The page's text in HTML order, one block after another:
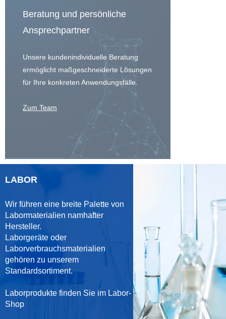
Beratung und persönliche
Ansprechpartner
Unsere kundenindividuelle Beratung
ermöglicht maßgeschneiderte Lösungen
für Ihre konkreten Anwendungsfälle.
Zum Team
LABOR
Wir führen eine breite Palette von
Labormaterialien namhafter
Hersteller.
Laborgeräte oder
Laborverbrauchsmaterialien
gehören zu unserem
Standardsortiment.
Laborprodukte finden Sie im Labor-
Shop